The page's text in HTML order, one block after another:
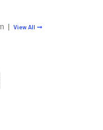
| View All